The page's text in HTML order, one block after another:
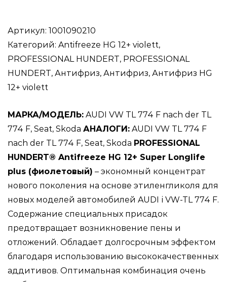
Antifreeze
HG
12+
-
violett-
Артикул: 1001090210
Категорий: Antifreeze HG 12+ violett,
PROFESSIONAL HUNDERT, PROFESSIONAL
HUNDERT, Антифриз, Антифриз, Антифриз HG
12+ violett
МАРКА/МОДЕЛЬ: AUDI VW TL 774 F nach der TL
774 F, Seat, Skoda АНАЛОГИ: AUDI VW TL 774 F
nach der TL 774 F, Seat, Skoda PROFESSIONAL
HUNDERT® Antifreeze HG 12+ Super Longlife
plus (фиолетовый) – экономный концентрат
нового поколения на основе этиленгликоля для
новых моделей автомобилей AUDI і VW-TL 774 F.
Содержание специальных присадок
предотвращает возникновение пены и
отложений. Обладает долгосрочным эффектом
благодаря использованию высококачественных
аддитивов. Оптимальная комбинация очень